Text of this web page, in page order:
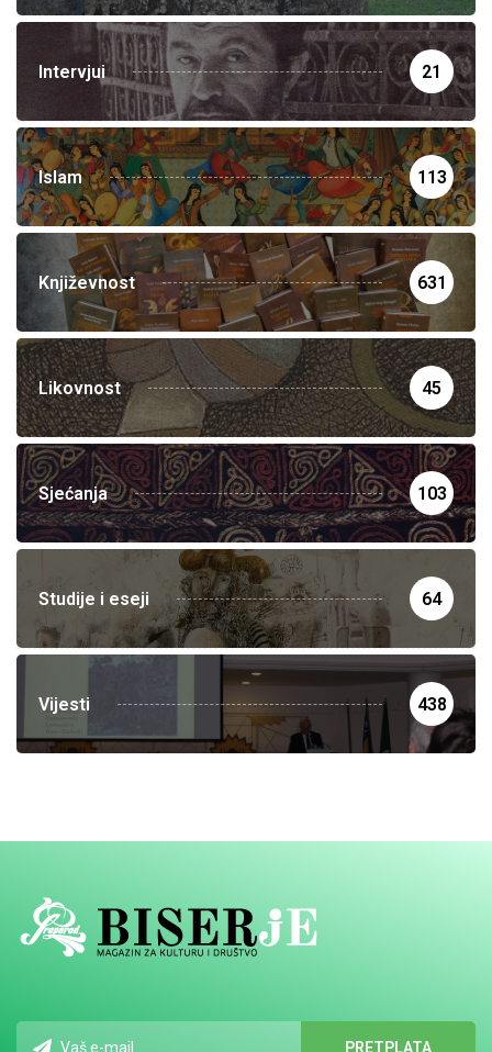
Intervjui 21
Islam 113
Književnost 631
Likovnost 45
Sjećanja 103
Studije i eseji 64
Vijesti 438